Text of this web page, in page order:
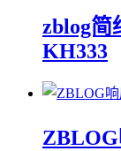
zblog简
KH333